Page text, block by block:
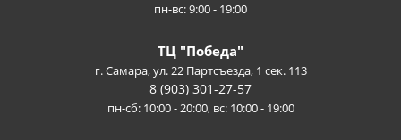
пн-вс: 9:00 - 19:00
ТЦ "Победа"
г. Самара, ул. 22 Партсъезда, 1 сек. 113
8 (903) 301-27-57
пн-сб: 10:00 - 20:00, вс: 10:00 - 19:00